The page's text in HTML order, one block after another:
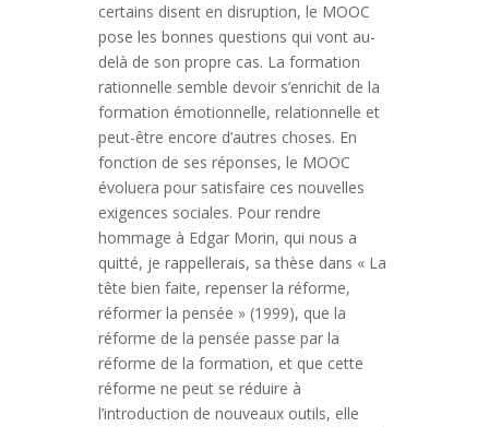
certains disent en disruption, le MOOC
pose les bonnes questions qui vont au-
delà de son propre cas. La formation
rationnelle semble devoir s’enrichit de la
formation émotionnelle, relationnelle et
peut-être encore d’autres choses. En
fonction de ses réponses, le MOOC
évoluera pour satisfaire ces nouvelles
exigences sociales. Pour rendre
hommage à Edgar Morin, qui nous a
quitté, je rappellerais, sa thèse dans « La
tête bien faite, repenser la réforme,
réformer la pensée » (1999), que la
réforme de la pensée passe par la
réforme de la formation, et que cette
réforme ne peut se réduire à
l’introduction de nouveaux outils, elle